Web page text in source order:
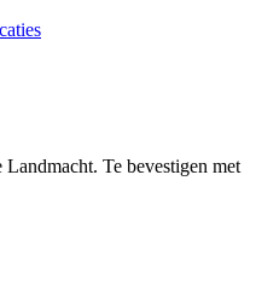
. Te bevestigen met